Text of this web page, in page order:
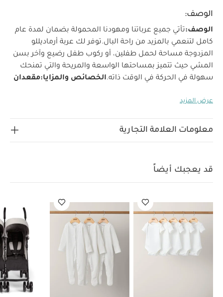
الوصف:
الوصف:تأتي جميع عرباتنا ومهودنا المحمولة بضمان لمدة عام
كامل لتنعمي بالمزيد من راحة البال.توفر لك عربة أرماديللو
المزدوجة مساحة لحمل طفلين، أو ركوب طفل رضيع وآخر بسن
المشي حيث تتميز بمساحتها الواسعة والمريحة والتي تمنحك
سهولة في الحركة في الوقت ذاته.الخصائص والمزايا:مقعدان
تأتي عربة أرماديللو المزدوجة بمقعدين واسعين يمكن تعديل
الاستلقاء والنوم، بينما يجلس الآخر ويشاهد العالم من
والمطر. تتيح لك النافذة المغناطيسية الاطمئنان على طفلك
تناسب هذه العربة من ماماز وباباز الاستخدام منذ الولادة، كما
تأتيك بمقبض واحد يجعلها أسهل في التوجيه وتوفر لك قدرة
أكبر على التحكم في العربة عند دفعها.
تصميم رفيع
تتميز عربة أرماديللو المزدوجة بتصميمها الرفيع لتتمكني من
المرور بها عبر الأبواب بسلاسة دون إزعاج
العمر المناسب:
منذ الولادة - 15
الارتفاع: 100 سم × العرض: 76 سم
الارتفاع: 40
عرض المزيد
معلومات العلامة التجارية
قد يعجبك أيضاً